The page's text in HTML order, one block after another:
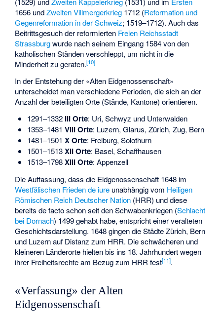
1656 undZweiten Villmergerkrieg 1712 (Reformation und
Gegenreformation in der Schweiz; 1519–1712). Auch das
Beitrittsgesuch der reformierten Freien Reichsstadt
Strassburgwurde nach seinem Eingang 1584 von den
katholischen Ständen verschleppt, um nicht in die
Minderheit zu geraten.[10]
In der Entstehung der «Alten Eidgenossenschaft»
unterscheidet man verschiedene Perioden, die sich an der
Anzahl der beteiligten Orte (Stände, Kantone) orientieren.
1291–1332 III Orte: Uri, Schwyz und Unterwalden
1353–1481 VIII Orte: Luzern, Glarus, Zürich, Zug, Bern
1481–1501 X Orte: Freiburg, Solothurn
1501–1513XII Orte: Basel, Schaffhausen
1513–1798XIII Orte: Appenzell
Die Auffassung, dass die Eidgenossenschaft 1648 im
Westfälischen Frieden de iure unabhängig vom Heiligen
Römischen Reich Deutscher Nation (HRR) und diese
bereits de facto schon seit den Schwabenkriegen (Schlacht
bei Dornach) 1499 gehabt habe, entspricht einer veralteten
Geschichtsdarstellung. 1648 gingen die Städte Zürich, Bern
und Luzern auf Distanz zum HRR. Die schwächeren und
kleineren Länderorte hielten bis ins 18. Jahrhundert wegen
ihrer Freiheitsrechte am Bezug zum HRR fest[11].
«Verfassung» der Alten
Eidgenossenschaft